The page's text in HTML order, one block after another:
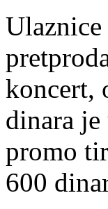
koncert,
dinara
promo
600